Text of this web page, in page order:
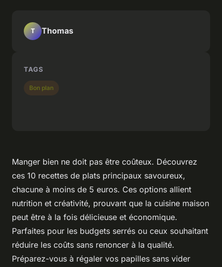
Manger bien ne doit pas être coûteux. Découvrez
ces 10 recettes de plats principaux savoureux,
chacune à moins de 5 euros. Ces options allient
nutrition et créativité, prouvant que la cuisine maison
peut être à la fois délicieuse et économique.
Parfaites pour les budgets serrés ou ceux souhaitant
réduire les coûts sans renoncer à la qualité.
Préparez-vous à régaler vos papilles sans vider
T Thomas
TAGS
Bon plan